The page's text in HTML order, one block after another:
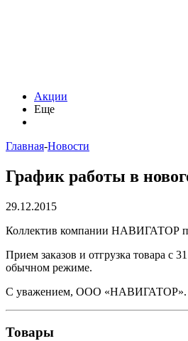
Акции
Еще
Главная-Новости
График работы в
29.12.2015
Коллектив компании НАВИГАТОР
Прием заказов и отгрузка товара с
обычном режиме.
С уважением, ООО «НАВИГАТОР».
Товары